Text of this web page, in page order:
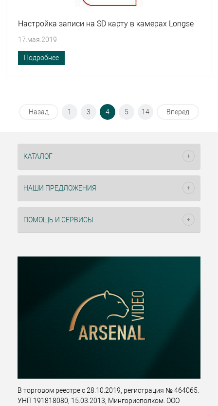
Настройка записи на SD карту в камерах Longse
17.мая.2019
Подробнее
Назад 1 3 4 5 14 Вперед
КАТАЛОГ
НАШИ ПРЕДЛОЖЕНИЯ
ПОМОЩЬ И СЕРВИСЫ
В торговом реестре с 28.10.2019, регистрация № 464065.
УНП 191818080, 15.03.2013, Мингорисполком. ООО